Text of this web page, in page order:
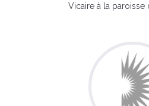
Vicaire à la paroisse